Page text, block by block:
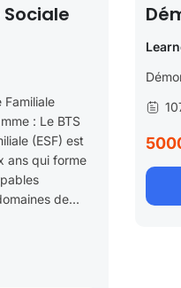
Sociale
Familiale
: Le BTS
(ESF) est
ans qui forme
de...